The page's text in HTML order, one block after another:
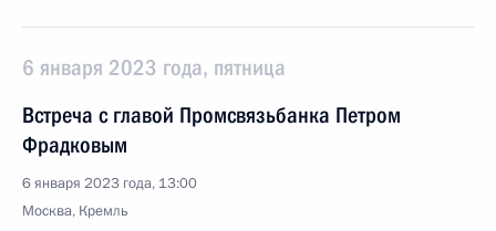
6 января 2023 года, пятница
Встреча с главой Промсвязьбанка Петром
Фрадковым
6 января 2023 года, 13:00
Москва, Кремль